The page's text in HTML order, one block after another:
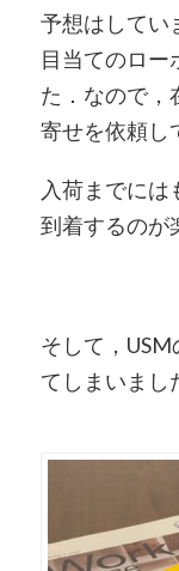
予想はしてい
目当てのロー
た．なので，
寄せを依頼し
入荷までには
到着するのが
そして，
てしまいまし